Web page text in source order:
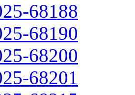
68188
68190
68200
68201